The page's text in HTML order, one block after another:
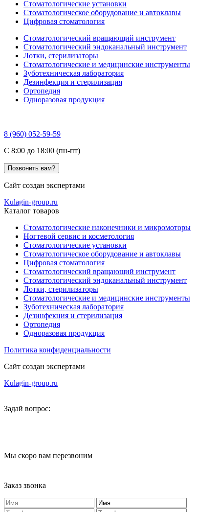
Стоматологические установки
Стоматологическое оборудование и автоклавы
Цифровая стоматология
Стоматологический вращающий инструмент
Стоматологический эндоканальный инструмент
Лотки, стерилизаторы
Стоматологические и медицинские инструменты
Зуботехническая лаборатория
Дезинфекция и стерилизация
Ортопедия
Одноразовая продукция
8 (960) 052-59-59
C 8:00 до 18:00 (пн-пт)
Позвонить вам?
Сайт создан экспертами
Kulagin-group.ru
Каталог товаров
Стоматологические наконечники и микромоторы
Ногтевой сервис и косметология
Стоматологические установки
Стоматологическое оборудование и автоклавы
Цифровая стоматология
Стоматологический вращающий инструмент
Стоматологический эндоканальный инструмент
Лотки, стерилизаторы
Стоматологические и медицинские инструменты
Зуботехническая лаборатория
Дезинфекция и стерилизация
Ортопедия
Одноразовая продукция
Политика конфиденциальности
Сайт создан экспертами
Kulagin-group.ru
Задай вопрос:
Мы скоро вам перезвоним
Заказ звонка